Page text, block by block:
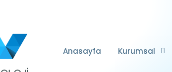
Anasayfa Kurumsal